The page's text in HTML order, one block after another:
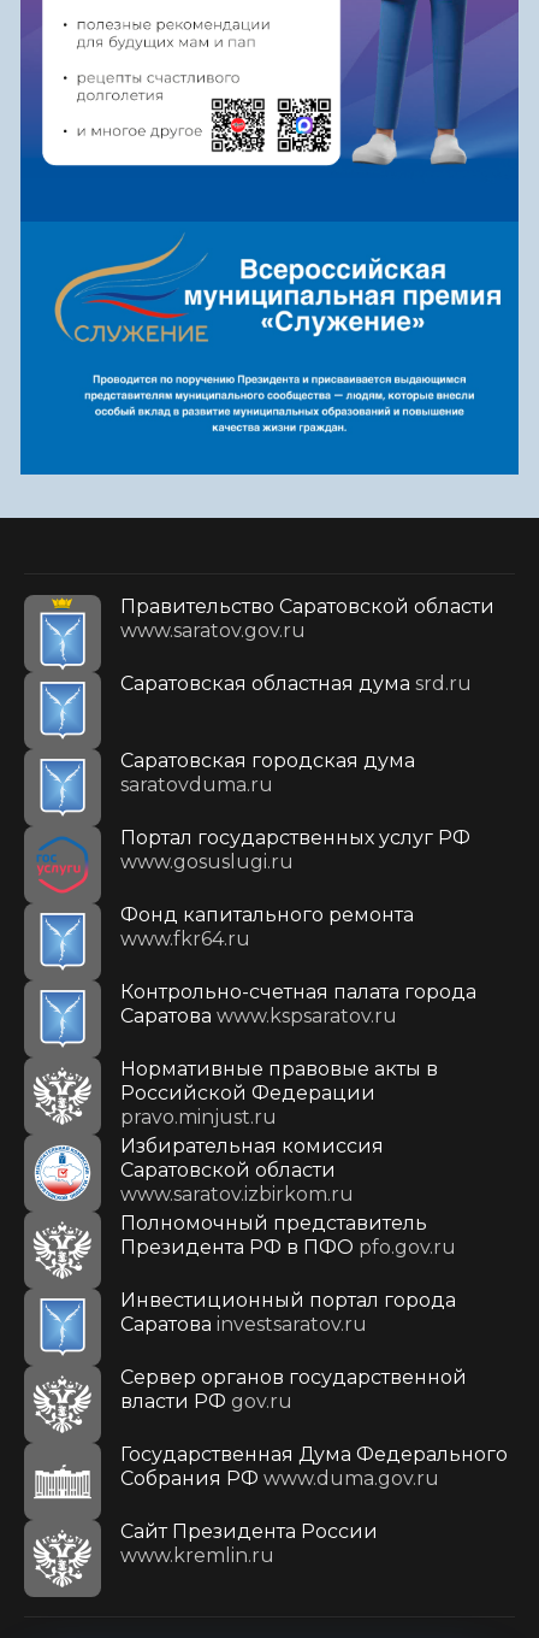
Правительство Саратовской области
www.saratov.gov.ru
Саратовская областная дума srd.ru
Саратовская городская дума
saratovduma.ru
Портал государственных услуг РФ
www.gosuslugi.ru
Фонд капитального ремонта
www.fkr64.ru
Контрольно-счетная палата города
Саратова www.kspsaratov.ru
Нормативные правовые акты в
Российской Федерации
pravo.minjust.ru
Избирательная комиссия
Саратовской области
www.saratov.izbirkom.ru
Полномочный представитель
Президента РФ в ПФО pfo.gov.ru
Инвестиционный портал города
Саратова investsaratov.ru
Сервер органов государственной
власти РФ gov.ru
Государственная Дума Федерального
Собрания РФ www.duma.gov.ru
Cайт Президента России
www.kremlin.ru